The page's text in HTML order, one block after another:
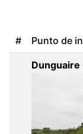
# Punto de
Dunguaire